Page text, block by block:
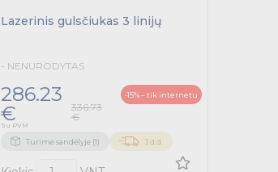
Lazerinis gulsčiukas 3 linijų
- NENURODYTAS
286.23
€
336.73
€
-15% – tik internetu
Su PVM
Turime sandėlyje (1) 3 d.d.